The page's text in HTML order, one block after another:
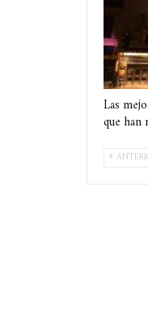
Las
que